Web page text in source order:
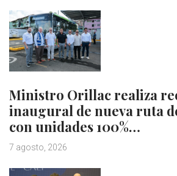
Ministro Orillac realiza
inaugural de nueva ruta
con unidades 100%…
7 agosto, 2026